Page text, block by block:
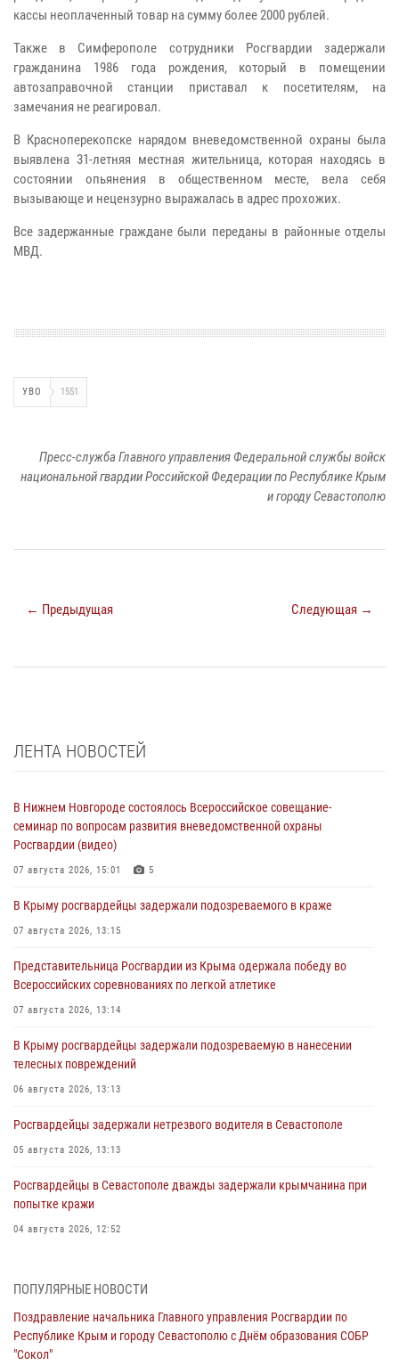
кассы неоплаченный товар на сумму более 2000 рублей.
Также в Симферополе сотрудники Росгвардии задержали
гражданина 1986 года рождения, который в помещении
автозаправочной станции приставал к посетителям, на
замечания не реагировал.
В Красноперекопске нарядом вневедомственной охраны была
выявлена 31-летняя местная жительница, которая находясь в
состоянии опьянения в общественном месте, вела себя
вызывающе и нецензурно выражалась в адрес прохожих.
Все задержанные граждане были переданы в районные отделы
МВД.
УВО 1551
Пресс-служба Главного управления Федеральной службы войск
национальной гвардии Российской Федерации по Республике Крым
и городу Севастополю
← Предыдущая Следующая →
ЛЕНТА НОВОСТЕЙ
В Нижнем Новгороде состоялось Всероссийское совещание-
семинар по вопросам развития вневедомственной охраны
Росгвардии (видео)
07 августа 2026, 15:01 5
В Крыму росгвардейцы задержали подозреваемого в краже
07 августа 2026, 13:15
Представительница Росгвардии из Крыма одержала победу во
Всероссийских соревнованиях по легкой атлетике
07 августа 2026, 13:14
В Крыму росгвардейцы задержали подозреваемую в нанесении
телесных повреждений
06 августа 2026, 13:13
Росгвардейцы задержали нетрезвого водителя в Севастополе
05 августа 2026, 13:13
Росгвардейцы в Севастополе дважды задержали крымчанина при
попытке кражи
04 августа 2026, 12:52
мужчину
Росгвардия в Крыму и Севастополе задержала ряд
правонарушителей
ПОПУЛЯРНЫЕ НОВОСТИ
Поздравление начальника Главного управления Росгвардии по
Республике Крым и городу Севастополю с Днём образования СОБР
"Сокол"